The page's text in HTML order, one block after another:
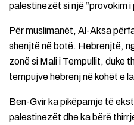
palestinezët si një “provokim
Për muslimanët, Al-Aksa
shenjtë në botë. Hebrenjtë,
zonë si Mali i Tempullit, duke
tempujve hebrenj në kohët e
Ben-Gvir ka pikëpamje të
palestinezët dhe ka bërë